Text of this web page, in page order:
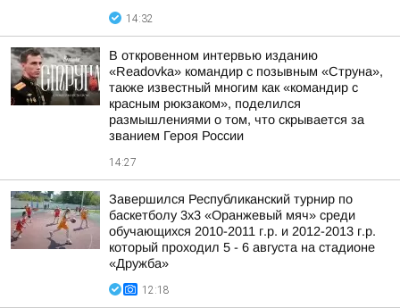
14:32
В откровенном интервью изданию
«Readovka» командир с позывным «Струна»,
также известный многим как «командир с
красным рюкзаком», поделился
размышлениями о том, что скрывается за
званием Героя России
14:27
Завершился Республиканский турнир по
баскетболу 3х3 «Оранжевый мяч» среди
обучающихся 2010-2011 г.р. и 2012-2013 г.р.
который проходил 5 - 6 августа на стадионе
«Дружба»
12:18